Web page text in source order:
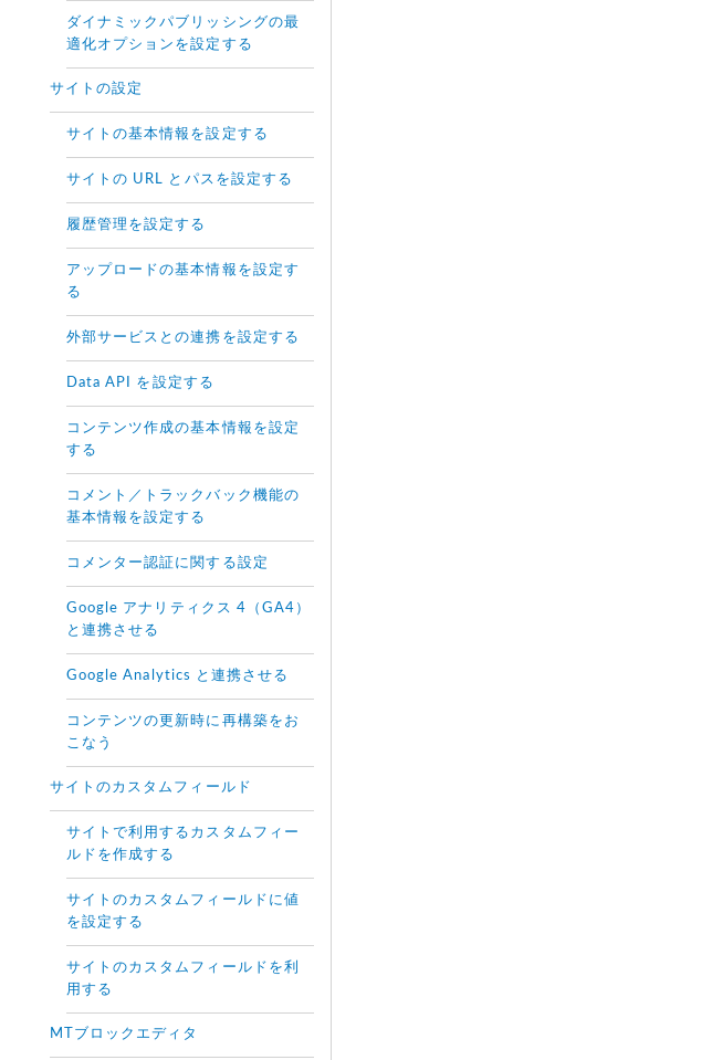
ダイナミックパブリッシングの最
適化オプションを設定する
サイトの設定
サイトの基本情報を設定する
サイトの URL とパスを設定する
履歴管理を設定する
アップロードの基本情報を設定す
る
外部サービスとの連携を設定する
Data API を設定する
コンテンツ作成の基本情報を設定
する
コメント／トラックバック機能の
基本情報を設定する
コメンター認証に関する設定
Google アナリティクス 4（GA4）
と連携させる
Google Analytics と連携させる
コンテンツの更新時に再構築をお
こなう
サイトのカスタムフィールド
サイトで利用するカスタムフィー
ルドを作成する
サイトのカスタムフィールドに値
を設定する
サイトのカスタムフィールドを利
用する
MTブロックエディタ